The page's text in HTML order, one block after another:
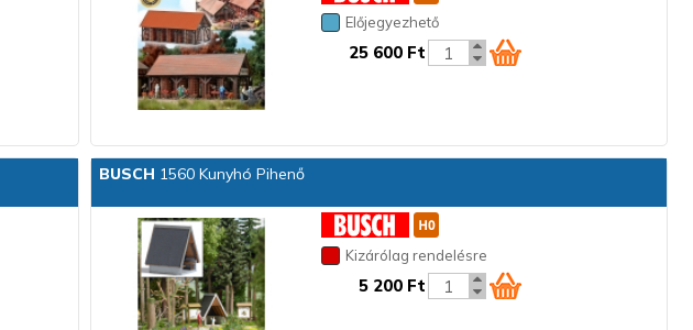
Előjegyezhető
25 600 Ft
BUSCH 1560 Kunyhó Pihenő
Kizárólag rendelésre
5 200 Ft